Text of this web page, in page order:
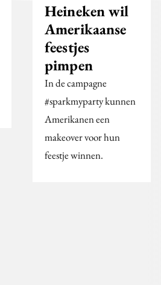
Heineken wil
Amerikaanse
feestjes
pimpen
In de campagne
#sparkmyparty kunnen
Amerikanen een
makeover voor hun
feestje winnen.